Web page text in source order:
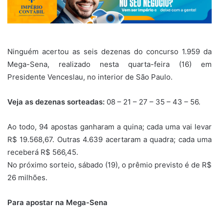
Ninguém acertou as seis dezenas do concurso 1.959 da
Mega-Sena, realizado nesta quarta-feira (16) em
Presidente Venceslau, no interior de São Paulo.
Veja as dezenas sorteadas: 08 – 21 – 27 – 35 – 43 – 56.
Ao todo, 94 apostas ganharam a quina; cada uma vai levar
R$ 19.568,67. Outras 4.639 acertaram a quadra; cada uma
receberá R$ 566,45.
No próximo sorteio, sábado (19), o prêmio previsto é de R$
26 milhões.
Para apostar na Mega-Sena